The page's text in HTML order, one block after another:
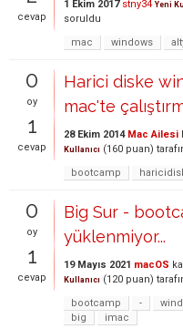
cevap
1 Ekim 2017 stny34 Yeni
soruldu
mac
windows
0
oy
1
cevap
Harici diske
mac'te
28 Ekim 2014 Mac Ailesi
Kullanıcı (160 puan)
bootcamp
0
oy
1
cevap
Big Sur -
yüklenmiyor...
19 Mayıs 2021 macOS
Kullanıcı (120 puan)
bootcamp
-
big
imac